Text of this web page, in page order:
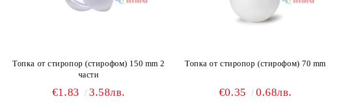
Топка от стиропор (стирофом) 150 mm 2
части
€1.83 3.58лв.
Топка от стиропор (стирофом) 70 mm
€0.35 0.68лв.